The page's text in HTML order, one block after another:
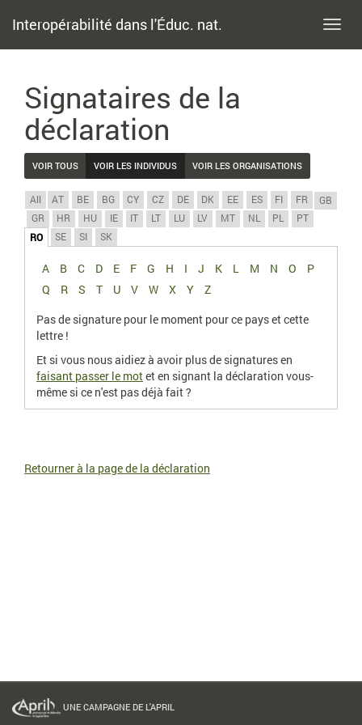
Interopérabilité dans l'Éduc. nat.
Signataires de la
déclaration
VOIR TOUS VOIR LES INDIVIDUS VOIR LES ORGANISATIONS
All AT BE BG CY CZ DE DK EE ES FI FR
GB
GR
HR HU IE IT LT LU LV MT NL PL
PT
RO
SE SI SK
A B C D E F G H I J K L M N O
P
Q
R S T U V W X Y
Z
Pas de signature pour le moment pour ce pays et cette
lettre !
Et si vous nous aidiez à avoir plus de signatures en
faisant passer le motet en signant la déclaration vous-
même si ce n'est pas déjà fait ?
Retourner à la page de la déclaration
UNE CAMPAGNE DE L'APRIL